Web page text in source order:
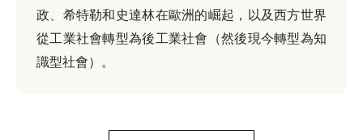
政、希特勒和史達林在歐洲的崛起，以及西方世界
從工業社會轉型為後工業社會（然後現今轉型為知
識型社會）。